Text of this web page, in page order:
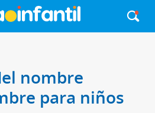
nombre
para niños